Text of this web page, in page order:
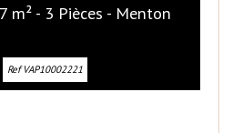
m² - 3 Pièces - Menton
Ref VAP10002221